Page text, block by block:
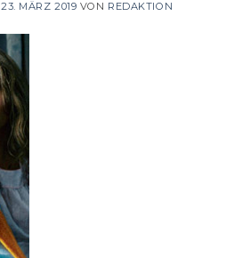
23. MÄRZ 2019 VON REDAKTION